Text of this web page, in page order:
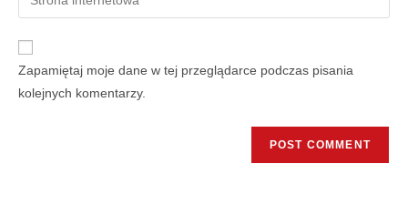
Zapamiętaj moje dane w tej przeglądarce podczas pisania
kolejnych komentarzy.